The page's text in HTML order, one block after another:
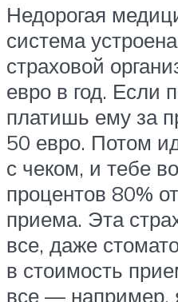
Недорогая
система
страховой
евро в год. Если
платишь ему за
50 евро. Потом
с чеком, и тебе
процентов 80%
приема. Эта
все, даже
в стоимость
все — например,